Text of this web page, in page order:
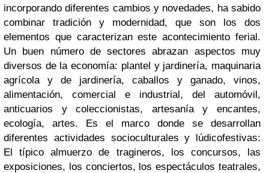
incorporando diferentes cambios y novedades, ha sabido
combinar tradición y modernidad, que son los dos
elementos que caracterizan este acontecimiento ferial.
Un buen número de sectores abrazan aspectos muy
diversos de la economía: plantel y jardinería, maquinaria
agrícola y de jardinería, caballos y ganado, vinos,
alimentación, comercial e industrial, del automóvil,
anticuarios y coleccionistas, artesanía y encantes,
ecología, artes. Es el marco donde se desarrollan
diferentes actividades socioculturales y lúdicofestivas:
El típico almuerzo de tragineros, los concursos, las
exposiciones, los conciertos, los espectáculos teatrales,